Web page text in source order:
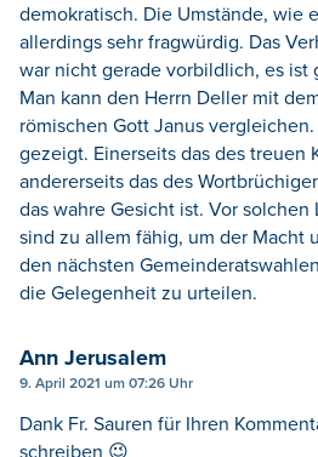
demokratisch. Die Umstände, wie
allerdings sehr fragwürdig. Das
war nicht gerade vorbildlich, es ist
Man kann den Herrn Deller mit
römischen Gott Janus
gezeigt. Einerseits das des treuen
andererseits das des
das wahre Gesicht ist. Vor
sind zu allem fähig, um der Macht
den nächsten
die Gelegenheit zu urteilen.
Ann Jerusalem
9. April 2021 um 07:26 Uhr
Dank Fr. Sauren für Ihren
schreiben 😉